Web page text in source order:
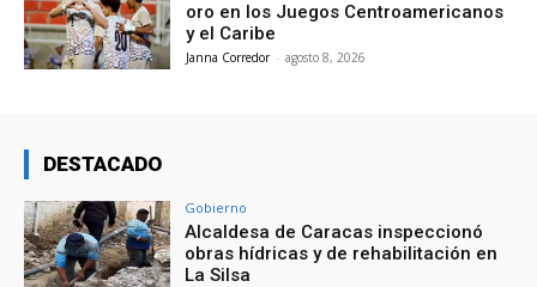
oro en los Juegos Centroamericanos
y el Caribe
Janna Corredor - agosto 8, 2026
DESTACADO
Gobierno
Alcaldesa de Caracas inspeccionó
obras hídricas y de rehabilitación en
La Silsa